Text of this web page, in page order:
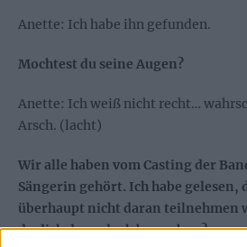
Anette: Ich habe ihn gefunden.
Mochtest du seine Augen?
Anette: Ich weiß nicht recht…
Arsch. (lacht)
Wir alle haben vom Casting der
Sängerin gehört. Ich habe gelesen,
überhaupt nicht daran teilnehmen
du dich dann doch beworben?